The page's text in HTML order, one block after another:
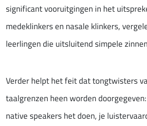
significant vooruitgingen in het
medeklinkers en nasale klinkers,
leerlingen die uitsluitend simpele
Verder helpt het feit dat tongtwisters
taalgrenzen heen worden
native speakers het doen, je